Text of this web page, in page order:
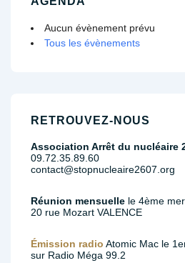
Aucun évènement prévu
Tous les évènements
RETROUVEZ-NOUS
Association Arrêt du nucléaire
09.72.35.89.60
contact@stopnucleaire2607.org
Réunion mensuelle le 4ème
20 rue Mozart VALENCE
Émission radio Atomic Mac le
sur Radio Méga 99.2